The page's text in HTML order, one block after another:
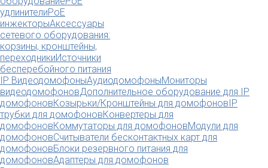
удлинителиPoE
инжекторыАксессуары
сетевого оборудования:
корзины, кронштейны,
переходникиИсточники
бесперебойного питания
IP ВидеодомофоныАудиодомофоныМониторы
видеодомофоновДополнительное оборудование для IP
домофоновКозырьки/Кронштейны для домофоновIP
трубки для домофоновКонвертеры для
домофоновКоммутаторы для домофоновМодули для
домофоновСчитыватели бесконтактных карт для
домофоновБлоки резервного питания для
домофоновАдаптеры для домофонов